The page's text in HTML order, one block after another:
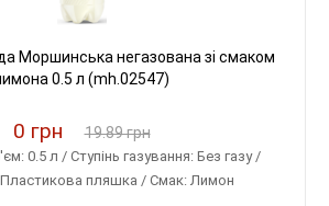
Моршинська негазована зі смаком
0.5 л (mh.02547)
0 грн 19.89 грн
0.5 л / Ступінь газування: Без газу /
Пластикова пляшка / Смак: Лимон